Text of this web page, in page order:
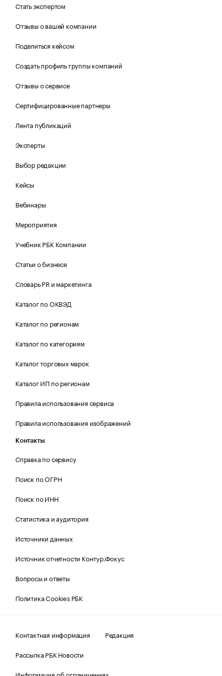
Стать экспертом
Отзывы о вашей компании
Поделиться кейсом
Создать профиль группы компаний
Отзывы о сервисе
Сертифицированные партнеры
Лента публикаций
Эксперты
Выбор редакции
Кейсы
Вебинары
Мероприятия
Учебник РБК Компании
Статьи о бизнесе
Словарь PR и маркетинга
Каталог по ОКВЭД
Каталог по регионам
Каталог по категориям
Каталог торговых марок
Каталог ИП по регионам
Правила использования сервиса
Правила использования изображений
Контакты
Справка по сервису
Поиск по ОГРН
Поиск по ИНН
Статистика и аудитория
Источники данных
Источник отчетности Контур.Фокус
Вопросы и ответы
Политика Cookies РБК
Контактная информация
Редакция
Рассылка РБК Новости